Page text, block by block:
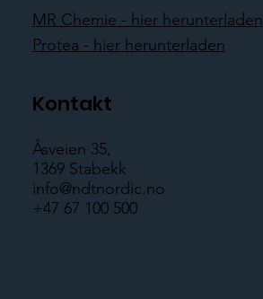
MR Chemie - hier herunterladen
Protea - hier herunterladen
Kontakt
Åsveien 35,
1369 Stabekk
info@ndtnordic.no
+47 67 100 500